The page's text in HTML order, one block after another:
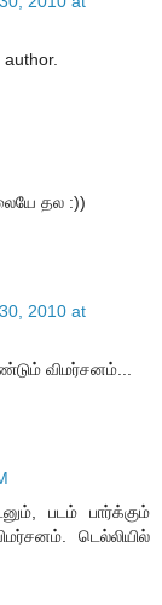
தல :))
2010 at
விமர்சனம்...
படம் பார்க்கும்
டெல்லியில்